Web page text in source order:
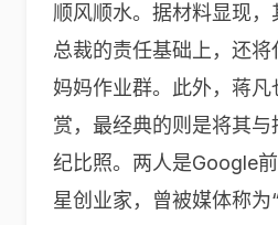
顺风顺水。据材料显现
总裁的责任基础上，还
妈妈作业群。此外，蒋
赏，最经典的则是将其
纪比照。两人是Google
星创业家，曾被媒体称为